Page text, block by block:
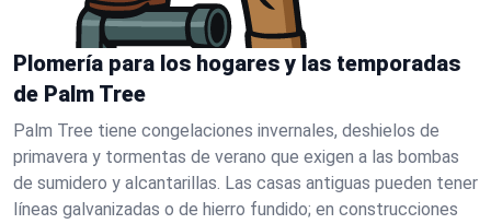
Plomería para los hogares y las temporadas
de Palm Tree
Palm Tree tiene congelaciones invernales, deshielos de
primavera y tormentas de verano que exigen a las bombas
de sumidero y alcantarillas. Las casas antiguas pueden tener
líneas galvanizadas o de hierro fundido; en construcciones